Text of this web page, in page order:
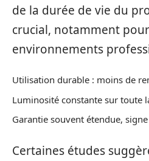
de la durée de vie du
crucial, notamment
environnements
Utilisation durable : moins de
Luminosité constante sur toute
Garantie souvent étendue,
Certaines études